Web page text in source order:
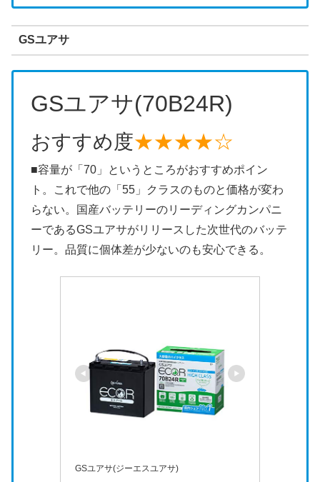
GSユアサ
GSユアサ(70B24R)
おすすめ度★★★★☆
■容量が「70」というところがおすすめポイン
ト。これで他の「55」クラスのものと価格が変わ
らない。国産バッテリーのリーディングカンパニ
ーであるGSユアサがリリースした次世代のバッテ
リー。品質に個体差が少ないのも安心できる。
GSユアサ(ジーエスユアサ)